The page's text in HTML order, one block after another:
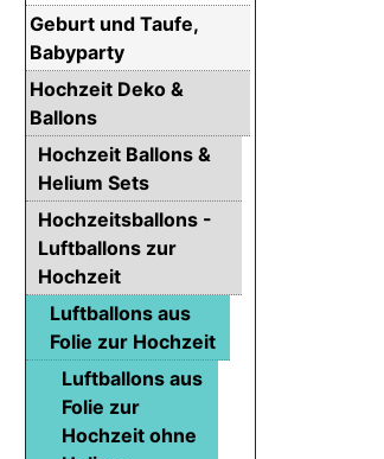
Geburt und Taufe,
Babyparty
Hochzeit Deko &
Ballons
Hochzeit Ballons &
Helium Sets
Hochzeitsballons -
Luftballons zur
Hochzeit
Luftballons aus
Folie zur Hochzeit
Luftballons aus
Folie zur
Hochzeit ohne